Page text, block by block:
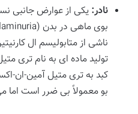
نادر: یکی از عوارض جانبی
ناشی از متابولیسم ال
بو معمولاً بی ضرر است اما